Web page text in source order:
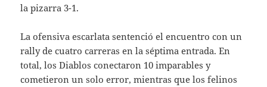
la pizarra 3-1.
La ofensiva escarlata sentenció el encuentro con un
rally de cuatro carreras en la séptima entrada. En
total, los Diablos conectaron 10 imparables y
cometieron un solo error, mientras que los felinos